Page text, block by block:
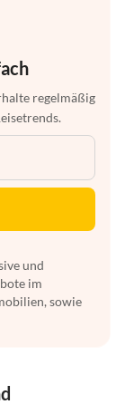
regelmäßig
und
im
sowie